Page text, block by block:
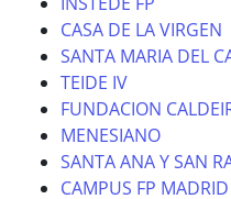
CASA DE LA VIRGEN
SANTA MARIA DEL
TEIDE IV
FUNDACION
MENESIANO
SANTA ANA Y SAN
CAMPUS FP